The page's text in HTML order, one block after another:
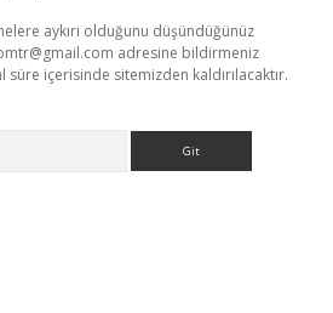
aykırı olduğunu düşündüğünüz
adresine bildirmeniz
içerisinde sitemizden kaldırılacaktır.